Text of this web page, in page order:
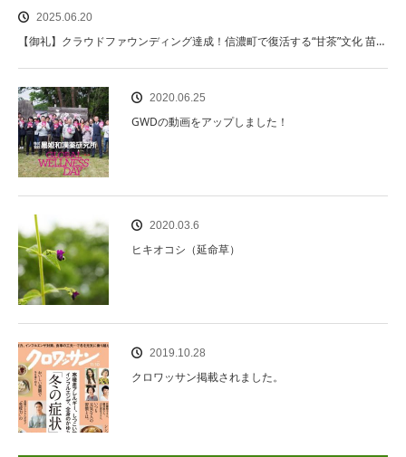
2025.06.20
【御礼】クラウドファウンディング達成！信濃町で復活する“甘茶”文化 苗…
2020.06.25
GWDの動画をアップしました！
2020.03.6
ヒキオコシ（延命草）
2019.10.28
クロワッサン掲載されました。